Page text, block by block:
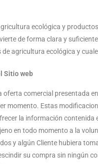
ecológica y
de forma clara y
agricultura ecológica y
Sitio web
oferta comercial
momento. Estas
la información
en todo momento a la
y algún Cliente hubiera
su compra sin ningún